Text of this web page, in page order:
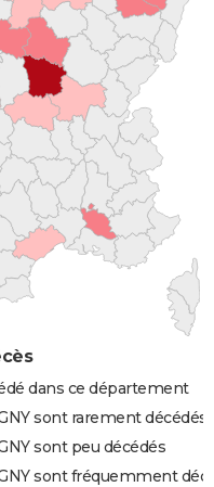
dans ce département
sont rarement décédés
sont peu décédés
sont fréquemment